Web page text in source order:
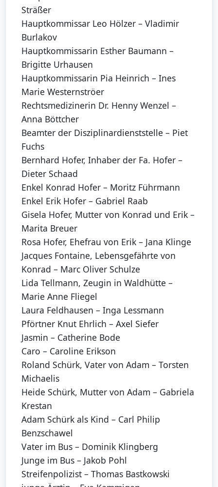
Sträßer
Hauptkommissar Leo Hölzer – Vladimir
Burlakov
Hauptkommissarin Esther Baumann –
Brigitte Urhausen
Hauptkommissarin Pia Heinrich – Ines
Marie Westernströer
Rechtsmedizinerin Dr. Henny Wenzel –
Anna Böttcher
Beamter der Disziplinardienststelle – Piet
Fuchs
Bernhard Hofer, Inhaber der Fa. Hofer –
Dieter Schaad
Enkel Konrad Hofer – Moritz Führmann
Enkel Erik Hofer – Gabriel Raab
Gisela Hofer, Mutter von Konrad und Erik –
Marita Breuer
Rosa Hofer, Ehefrau von Erik – Jana Klinge
Jacques Fontaine, Lebensgefährte von
Konrad – Marc Oliver Schulze
Lida Tellmann, Zeugin in Waldhütte –
Marie Anne Fliegel
Laura Feldhausen – Inga Lessmann
Pförtner Knut Ehrlich – Axel Siefer
Jasmin – Catherine Bode
Caro – Caroline Erikson
Roland Schürk, Vater von Adam – Torsten
Michaelis
Heide Schürk, Mutter von Adam – Gabriela
Krestan
Adam Schürk als Kind – Carl Philip
Benzschawel
Vater im Bus – Dominik Klingberg
Junge im Bus – Jakob Pohl
Streifenpolizist – Thomas Bastkowski